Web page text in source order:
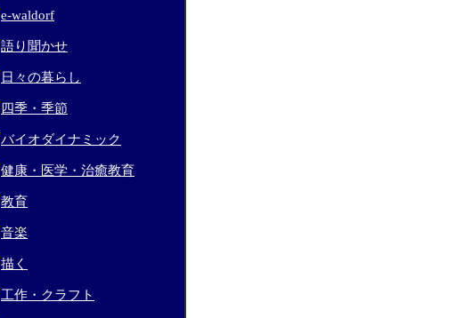
e-waldorf
語り聞かせ
日々の暮らし
四季・季節
バイオダイナミック
健康・医学・治癒教育
教育
音楽
描く
工作・クラフト